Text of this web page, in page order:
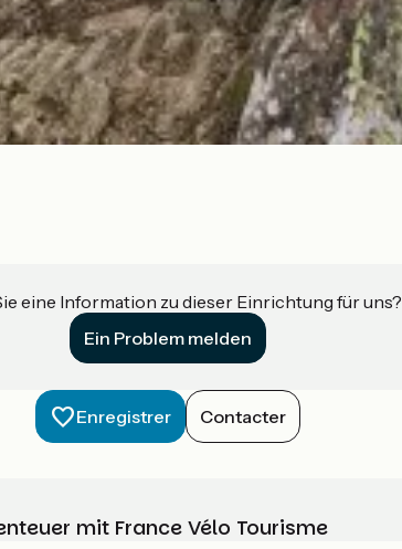
eine Information zu dieser Einrichtung für uns?
Ein Problem melden
Enregistrer Contacter
mit France Vélo Tourisme